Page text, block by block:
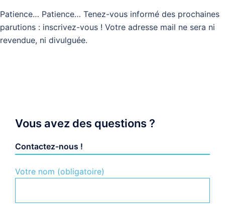
Patience… Patience… Tenez-vous informé des prochaines
parutions : inscrivez-vous ! Votre adresse mail ne sera ni
revendue, ni divulguée.
Vous avez des questions ?
Contactez-nous !
Votre nom (obligatoire)